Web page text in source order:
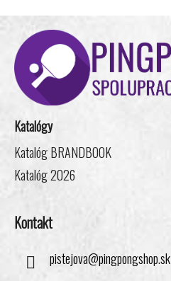
Z
Katalógy
Katalóg BRANDBOOK
Katalóg 2026
Kontakt
pistejova@pingpongshop.sk